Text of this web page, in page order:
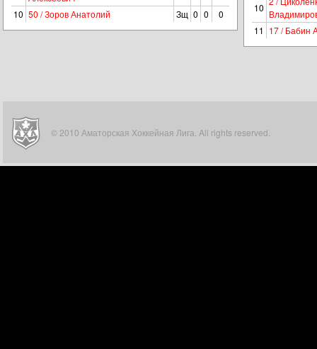
10 50 / Зоров Анатолий Зщ 0 0 0
10
11 17 / Бабин
© 2010 Аматорская Хоккейная Лига. All rights reserved.